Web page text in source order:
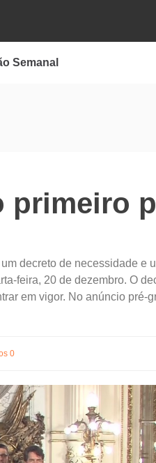
Semanal
primeiro
decreto de necessidade e
feira, 20 de dezembro. O
em vigor. No anúncio pré-
0